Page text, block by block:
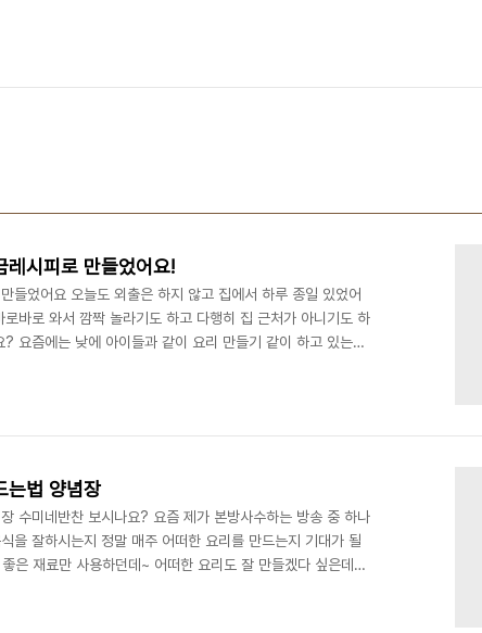
레시피로 만들었어요!
들었어요 오늘도 외출은 하지 않고 집에서 하루 종일 있었어
바로 와서 깜짝 놀라기도 하고 다행히 집 근처가 아니기도 하
요즘에는 낮에 아이들과 같이 요리 만들기 같이 하고 있는데
부조림을 했어요. 다양한 레시피 중 수미네 두부조림을 만들어
하니 내일 반찬으로 만들어보세요! 김수미 두부조림 ..
는법 양념장
수미네반찬 보시나요? 요즘 제가 본방사수하는 방송 중 하나
을 잘하시는지 정말 매주 어떠한 요리를 만드는지 기대가 될
은 재료만 사용하던데~ 어떠한 요리도 잘 만들겠다 싶은데
는데 색다른 방법이었는데 생각보다 맛있어서 두부 한 개를 혼